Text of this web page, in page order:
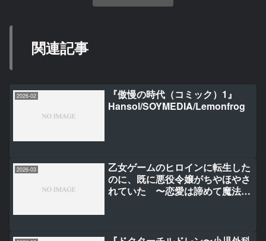
関連記事
2026-02
『傲慢の時代（コミック）1』
Hansol/SOYMEDIA/Lemonfrog
2026-03
乙女ゲームのヒロインに転生した
のに、既に悪役令嬢がちやほやさ
れていた 〜恋愛は諦めて魔法を